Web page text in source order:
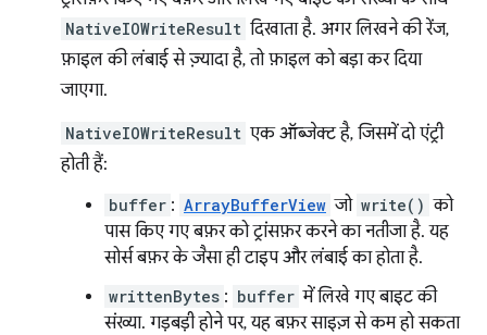
NativeIOWriteResult दिखाता है. अगर लिखने की रेंज,
फ़ाइल की लंबाई से ज़्यादा है, तो फ़ाइल को बड़ा कर दिया
जाएगा.
NativeIOWriteResult एक ऑब्जेक्ट है, जिसमें दो एंट्री
होती हैं:
buffer : ArrayBufferView जो write() को
पास किए गए बफ़र को ट्रांसफ़र करने का नतीजा है. यह
सोर्स बफ़र के जैसा ही टाइप और लंबाई का होता है.
writtenBytes : buffer में लिखे गए बाइट की
संख्या. गड़बड़ी होने पर, यह बफ़र साइज़ से कम हो सकता